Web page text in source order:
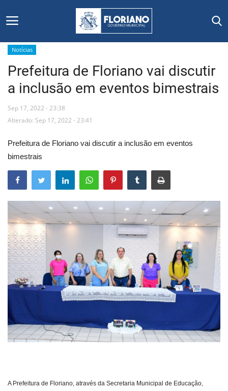
Início
Editais
Floriano
Secretarias e Órgãos
Mural de Licitações
Notícias
Vídeos
Webmail
Contato
Notícias
Prefeitura de Floriano vai discutir
a inclusão em eventos bimestrais
Sep 17, 2022 - 23:38
Alterado: Sep 17, 2022 - 23:41
Prefeitura de Floriano vai discutir a inclusão em eventos
bimestrais
A Prefeitura de Floriano, através da Secretaria Municipal de Educação,